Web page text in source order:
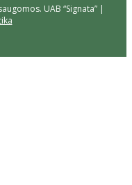
UAB “Signata” |